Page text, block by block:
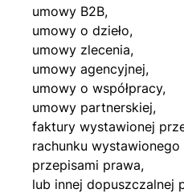
umowy B2B,
umowy o dzieło,
umowy zlecenia,
umowy agencyjnej,
umowy o współpracy,
umowy partnerskiej,
faktury wystawionej
rachunku
przepisami prawa,
lub innej dopuszczalnej